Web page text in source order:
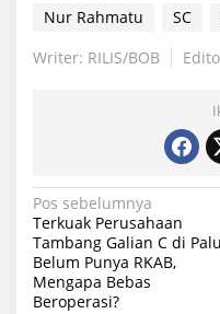
Nur Rahmatu
SC
Writer: RILIS/BOB
Navigasi
pos
Pos sebelumnya
Terkuak Perusahaan
Tambang Galian C di Palu
Belum Punya RKAB,
Mengapa Bebas
Beroperasi?